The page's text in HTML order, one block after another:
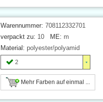
Warennummer: 708112332701
verpackt zu: 10 ME: m
Material: polyester/polyamid
2
Mehr Farben auf einmal ...